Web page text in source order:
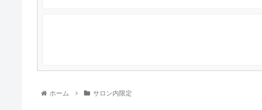
ホーム サロン内限定